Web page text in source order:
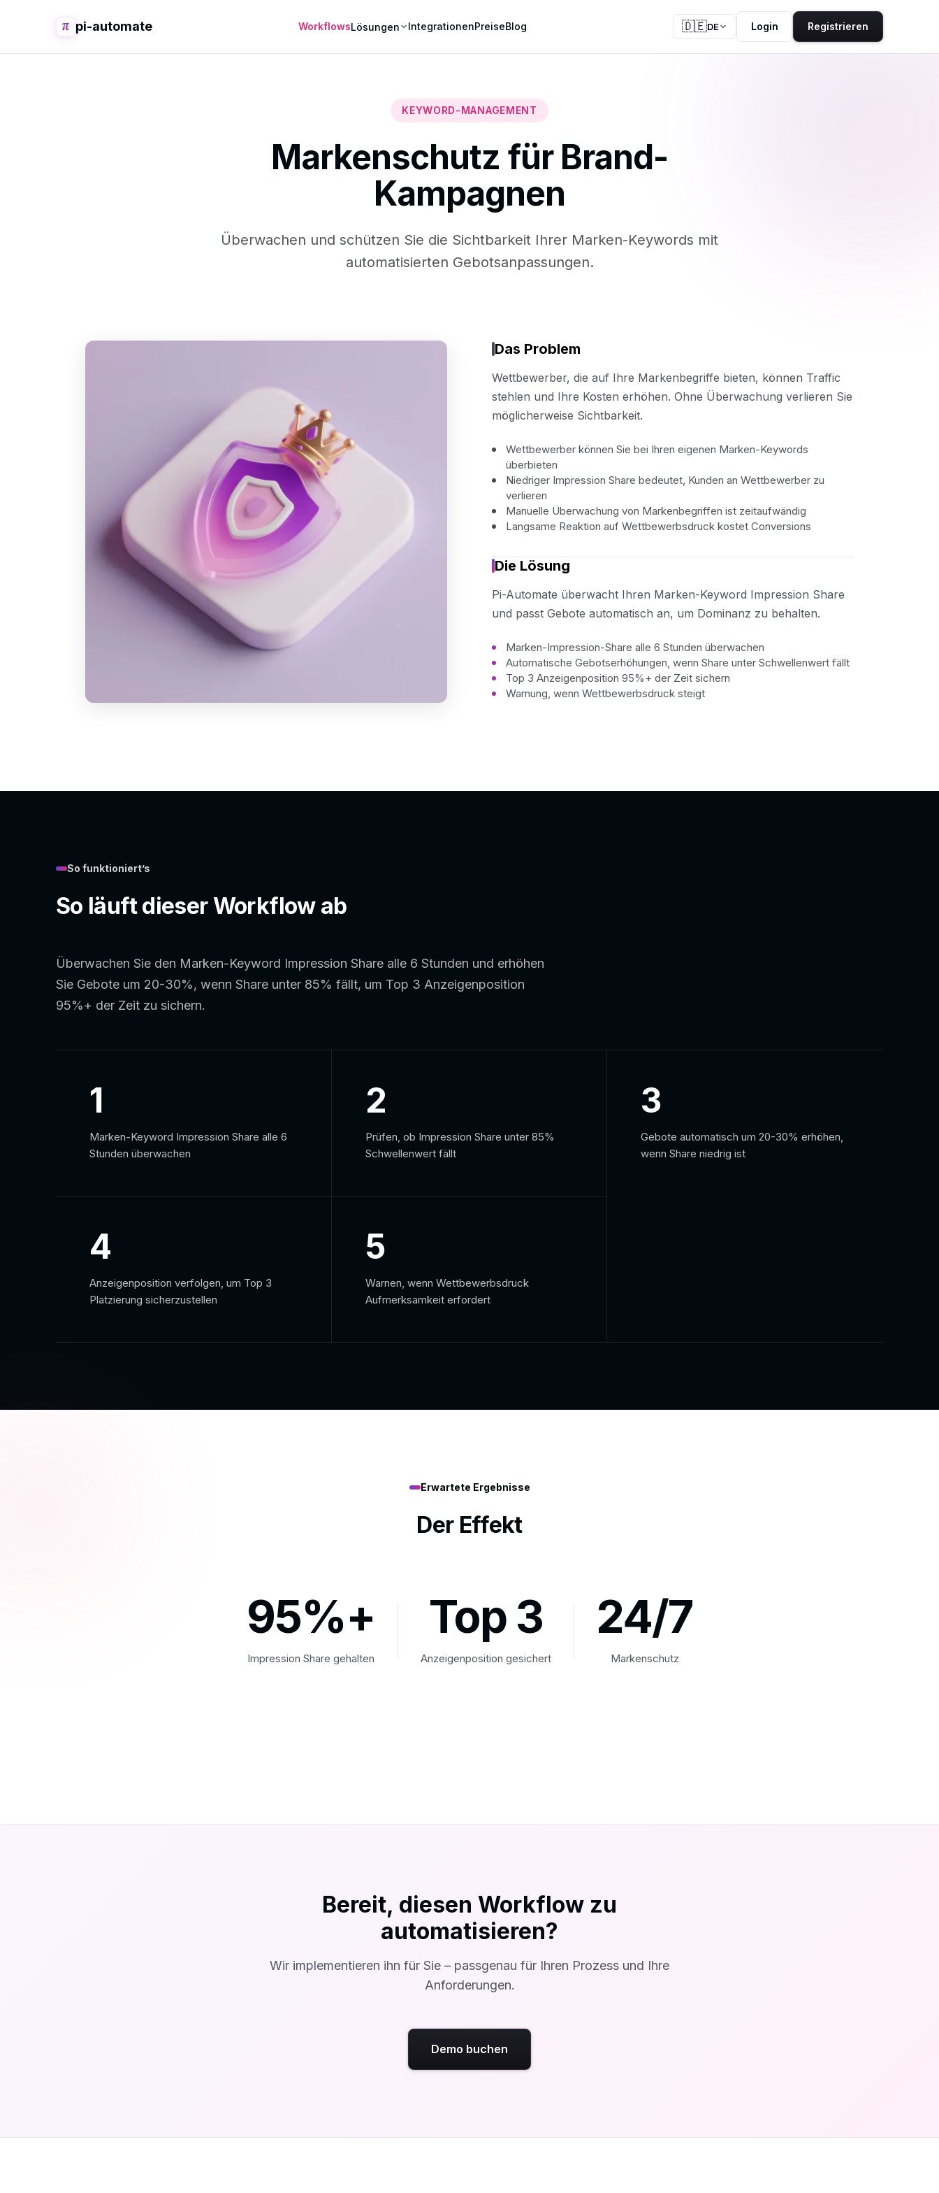
pi-automate WorkflowsLösungen IntegrationenPreiseBlog 🇩🇪DE Login Registrieren
KEYWORD-MANAGEMENT
Markenschutz für Brand-
Kampagnen
Überwachen und schützen Sie die Sichtbarkeit Ihrer Marken-Keywords mit
automatisierten Gebotsanpassungen.
Das Problem
Wettbewerber, die auf Ihre Markenbegriffe bieten, können Traffic
stehlen und Ihre Kosten erhöhen. Ohne Überwachung verlieren Sie
möglicherweise Sichtbarkeit.
Wettbewerber können Sie bei Ihren eigenen Marken-Keywords
überbieten
Niedriger Impression Share bedeutet, Kunden an Wettbewerber zu
verlieren
Manuelle Überwachung von Markenbegriffen ist zeitaufwändig
Langsame Reaktion auf Wettbewerbsdruck kostet Conversions
Die Lösung
Pi-Automate überwacht Ihren Marken-Keyword Impression Share
und passt Gebote automatisch an, um Dominanz zu behalten.
Marken-Impression-Share alle 6 Stunden überwachen
Automatische Gebotserhöhungen, wenn Share unter Schwellenwert fällt
Top 3 Anzeigenposition 95%+ der Zeit sichern
Warnung, wenn Wettbewerbsdruck steigt
So funktioniert’s
So läuft dieser Workflow ab
Überwachen Sie den Marken-Keyword Impression Share alle 6 Stunden und erhöhen
Sie Gebote um 20-30%, wenn Share unter 85% fällt, um Top 3 Anzeigenposition
95%+ der Zeit zu sichern.
1
Marken-Keyword Impression Share alle 6
Stunden überwachen
2
Prüfen, ob Impression Share unter 85%
Schwellenwert fällt
3
Gebote automatisch um 20-30% erhöhen,
wenn Share niedrig ist
4
Anzeigenposition verfolgen, um Top 3
Platzierung sicherzustellen
5
Warnen, wenn Wettbewerbsdruck
Aufmerksamkeit erfordert
Erwartete Ergebnisse
Der Effekt
95%+
Impression Share gehalten
Top 3
Anzeigenposition gesichert
24/7
Markenschutz
Bereit, diesen Workflow zu
automatisieren?
Wir implementieren ihn für Sie – passgenau für Ihren Prozess und Ihre
Anforderungen.
Demo buchen